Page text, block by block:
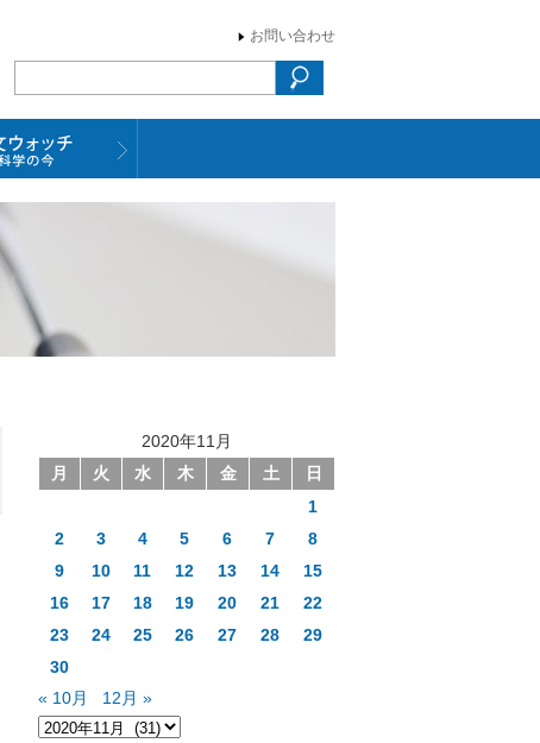
お問い合わせ
2020年11月
月
火 水 木 金 土
日
1
2
3 4 5 6 7
8
9
10 11 12 13 14
15
16
17 18 19 20 21
22
23
24 25 26 27 28
29
30
« 10月
12月 »